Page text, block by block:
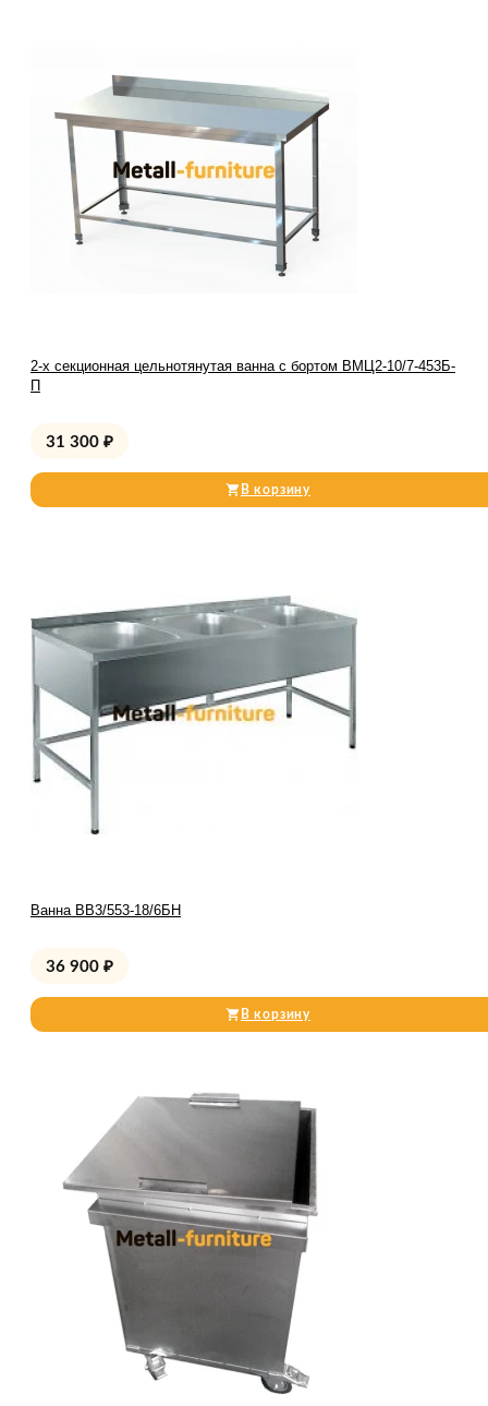
2-х секционная цельнотянутая ванна с бортом ВМЦ2-10/7-453Б-
П
31 300 ₽
В корзину
Ванна ВВ3/553-18/6БН
36 900 ₽
В корзину